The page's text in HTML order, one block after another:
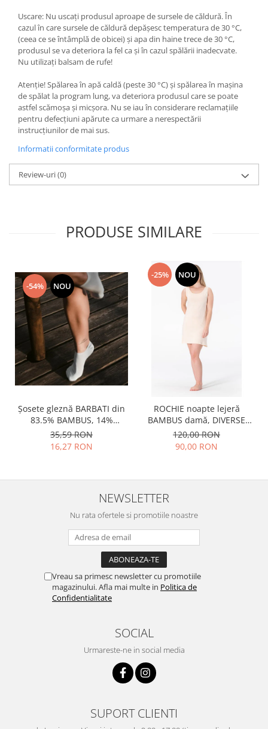
Uscare: Nu uscați produsul aproape de sursele de căldură. În
cazul în care sursele de căldură depășesc temperatura de 30 °C,
(ceea ce se întâmplă de obicei) și apa din haine trece de 30 °C,
produsul se va deteriora la fel ca și în cazul spălării inadecvate.
Nu utilizați balsam de rufe!
Atenție! Spălarea în apă caldă (peste 30 °C) și spălarea în mașina
de spălat la program lung, va deteriora produsul care se poate
astfel scămoșa și micșora. Nu se iau în considerare reclamațiile
pentru defecțiuni apărute ca urmare a nerespectării
instrucțiunilor de mai sus.
Informatii conformitate produs
Review-uri(0)
PRODUSE SIMILARE
-54% NOU
Șosete gleznă BARBATI din
83.5% BAMBUS, 14%
poliamidă, 2% elastan si
0.5% PPE, grosime medie
35,59 RON
16,27 RON
-25% NOU
ROCHIE noapte lejeră
BAMBUS damă, DIVERSE
lungimi
120,00 RON
90,00 RON
NEWSLETTER
Nu rata ofertele si promotiile noastre
Vreau sa primesc newsletter cu promotiile
magazinului. Afla mai multe in Politica de
Confidentialitate
SOCIAL
Urmareste-ne in social media
SUPORT CLIENTI